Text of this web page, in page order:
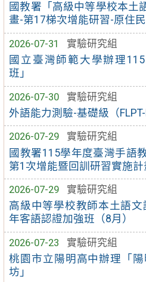
國教署「高級中等學校本土
畫-第17梯次增能研習-原住民
2026-07-31
實驗研究組
國立臺灣師範大學辦理
班」
2026-07-30
實驗研究組
外語能力測驗-基礎級（
2026-07-29
實驗研究組
國教署115學年度臺灣手語
第1次增能暨回訓研習實施計
2026-07-29
實驗研究組
高級中等學校教師本土語
年客語認證加強班（8月）
2026-07-23
實驗研究組
桃園市立陽明高中辦理「
坊」